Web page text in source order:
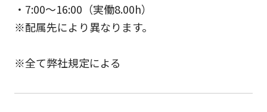
・7:00～16:00（実働8.00h）
※配属先により異なります。
※全て弊社規定による